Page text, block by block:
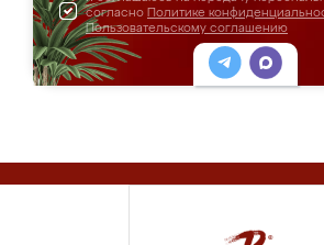
согласно Политике
Пользовательскому соглашению